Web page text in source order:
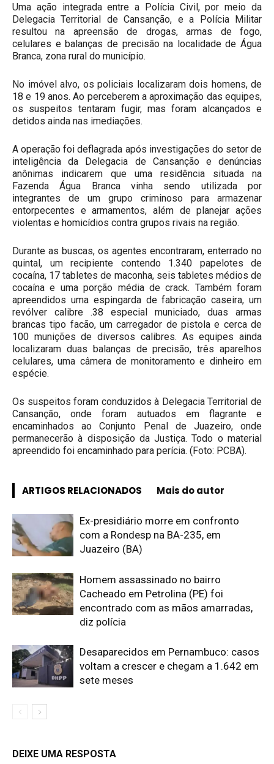
Uma ação integrada entre a Polícia Civil, por meio da
Delegacia Territorial de Cansanção, e a Polícia Militar
resultou na apreensão de drogas, armas de fogo,
celulares e balanças de precisão na localidade de Água
Branca, zona rural do município.
No imóvel alvo, os policiais localizaram dois homens, de
18 e 19 anos. Ao perceberem a aproximação das equipes,
os suspeitos tentaram fugir, mas foram alcançados e
detidos ainda nas imediações.
A operação foi deflagrada após investigações do setor de
inteligência da Delegacia de Cansanção e denúncias
anônimas indicarem que uma residência situada na
Fazenda Água Branca vinha sendo utilizada por
integrantes de um grupo criminoso para armazenar
entorpecentes e armamentos, além de planejar ações
violentas e homicídios contra grupos rivais na região.
Durante as buscas, os agentes encontraram, enterrado no
quintal, um recipiente contendo 1.340 papelotes de
cocaína, 17 tabletes de maconha, seis tabletes médios de
cocaína e uma porção média de crack. Também foram
apreendidos uma espingarda de fabricação caseira, um
revólver calibre .38 especial municiado, duas armas
brancas tipo facão, um carregador de pistola e cerca de
100 munições de diversos calibres. As equipes ainda
localizaram duas balanças de precisão, três aparelhos
celulares, uma câmera de monitoramento e dinheiro em
espécie.
Os suspeitos foram conduzidos à Delegacia Territorial de
Cansanção, onde foram autuados em flagrante e
encaminhados ao Conjunto Penal de Juazeiro, onde
permanecerão à disposição da Justiça. Todo o material
apreendido foi encaminhado para perícia. (Foto: PCBA).
ARTIGOS RELACIONADOS Mais do autor
Ex-presidiário morre em confronto
com a Rondesp na BA-235, em
Juazeiro (BA)
Homem assassinado no bairro
Cacheado em Petrolina (PE) foi
encontrado com as mãos amarradas,
diz polícia
Desaparecidos em Pernambuco: casos
voltam a crescer e chegam a 1.642 em
sete meses
DEIXE UMA RESPOSTA